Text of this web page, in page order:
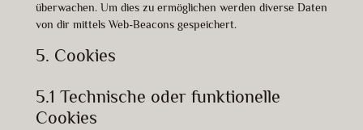
überwachen. Um dies zu ermöglichen werden diverse Daten
von dir mittels Web-Beacons gespeichert.
5. Cookies
5.1 Technische oder funktionelle
Cookies